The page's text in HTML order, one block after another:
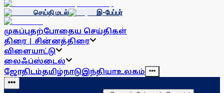
செய்தி மடல் இ-பேப்பர்
முகப்புதற்போதைய செய்திகள்
திரை | சின்னத்திரை
விளையாட்டு
லைஃப்ஸ்டைல்
ஜோதிடம்தமிழ்நாடுஇந்தியாஉலகம்